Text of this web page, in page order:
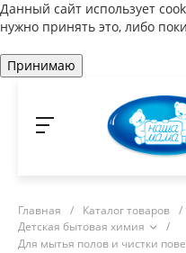
Данный сайт использует
нужно принять это, либо
Принимаю
Главная / Каталог товаров /
Детская бытовая химия
/
Для мытья полов и чистки